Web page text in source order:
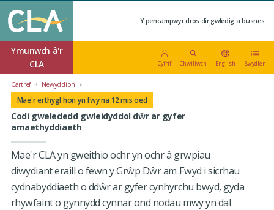
Y pencampwyr dros dir gwledig a busnes.
Ymunwch â'r
CLA
Cyfrif Chwiliwch English Bwydlen
Cartref Newyddion
Mae'r erthygl hon yn fwy na 12 mis oed
Codi gwelededd gwleidyddol dŵr ar gyfer
amaethyddiaeth
Mae'r CLA yn gweithio ochr yn ochr â grwpiau
diwydiant eraill o fewn y Grŵp Dŵr am Fwyd i sicrhau
cydnabyddiaeth o ddŵr ar gyfer cynhyrchu bwyd, gyda
rhywfaint o gynnydd cynnar ond nodau mwy yn dal